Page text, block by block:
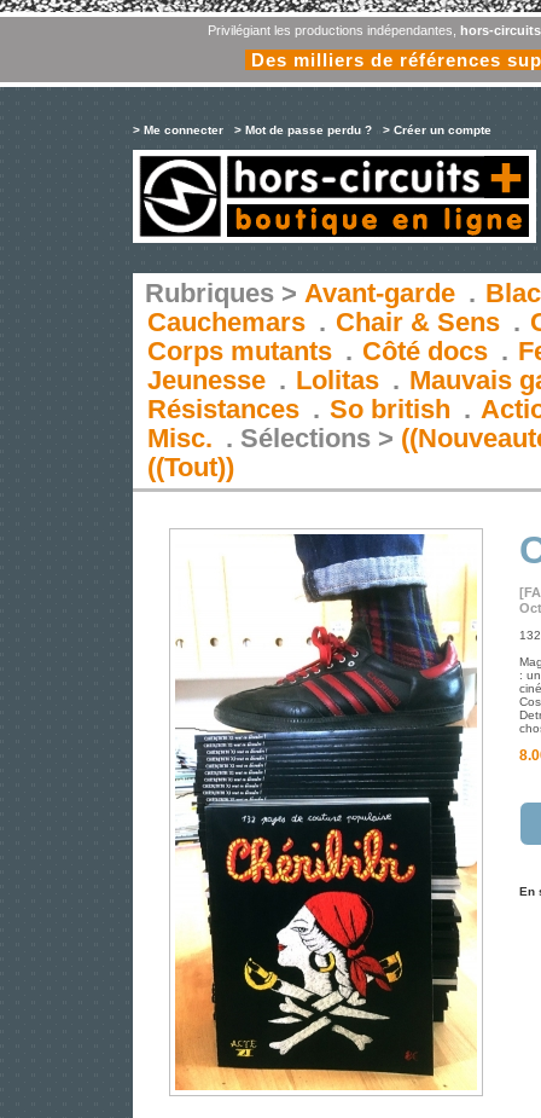
Privilégiant les productions indépendantes, hors-
Des milliers de références
> Me connecter > Mot de passe perdu ? > Créer un compte
Rubriques > Avant-garde .
Cauchemars . Chair & Sens .
Corps mutants . Côté docs .
Jeunesse . Lolitas . Mauvais
Résistances . So british .
Misc. . Sélections >
((Tout))
:
En